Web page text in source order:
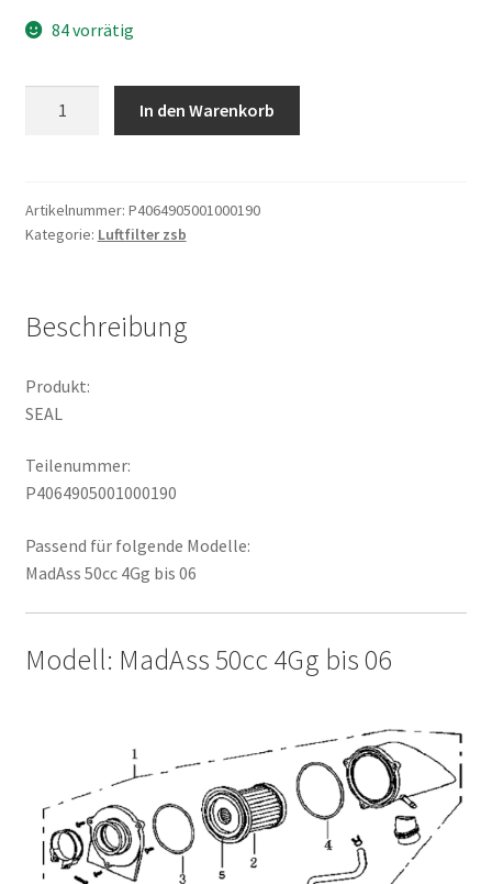
84 vorrätig
In den Warenkorb
Artikelnummer: P4064905001000190
Kategorie: Luftfilter zsb
Beschreibung
Produkt:
SEAL
Teilenummer:
P4064905001000190
Passend für folgende Modelle:
MadAss 50cc 4Gg bis 06
Modell: MadAss 50cc 4Gg bis 06